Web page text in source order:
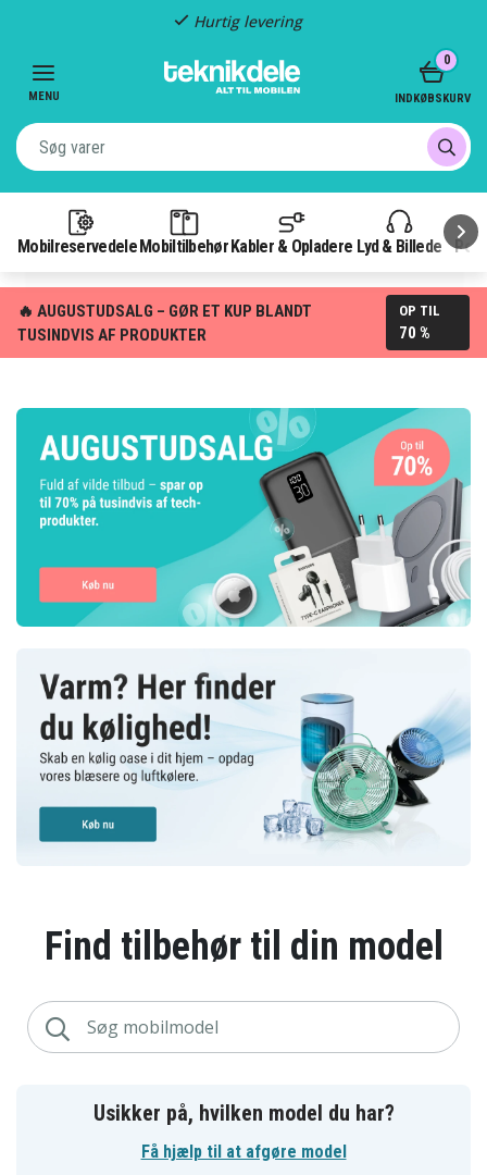
Hurtig levering
MENU
Mobilreservedele Mobiltilbehør Kabler & Opladere Lyd & Billede
0
INDKØBSKURV
🔥 AUGUSTUDSALG – GØR ET KUP BLANDT
TUSINDVIS AF PRODUKTER
OP TIL
70 %
Find tilbehør til din model
Usikker på, hvilken model du har?
Få hjælp til at afgøre model